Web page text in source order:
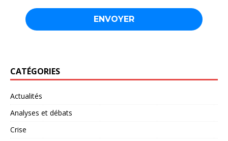
CATÉGORIES
Actualités
Analyses et débats
Crise